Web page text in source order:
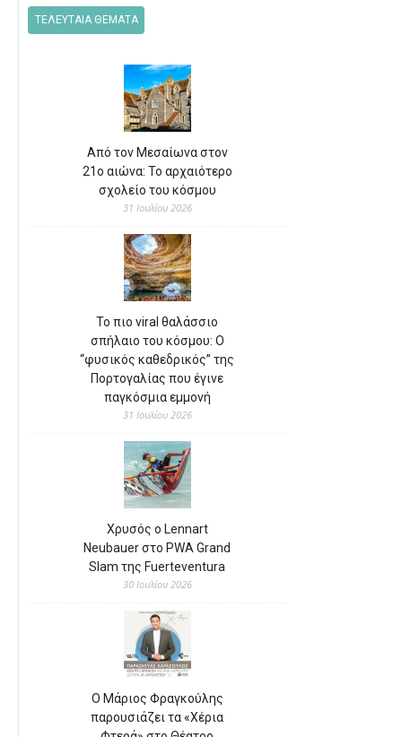
ΤΕΛΕΥΤΑΙΑ ΘΕΜΑΤΑ
Από τον Μεσαίωνα στον
21ο αιώνα: Το αρχαιότερο
σχολείο του κόσμου
31 Ιουλίου 2026
Το πιο viral θαλάσσιο
σπήλαιο του κόσμου: Ο
“φυσικός καθεδρικός” της
Πορτογαλίας που έγινε
παγκόσμια εμμονή
31 Ιουλίου 2026
Χρυσός ο Lennart
Neubauer στο PWA Grand
Slam της Fuerteventura
30 Ιουλίου 2026
Ο Μάριος Φραγκούλης
παρουσιάζει τα «Χέρια